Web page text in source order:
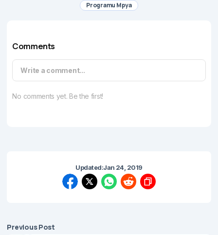
Programu Mpya
Comments
Write a comment...
No comments yet. Be the first!
Updated:Jan 24, 2019
Previous Post